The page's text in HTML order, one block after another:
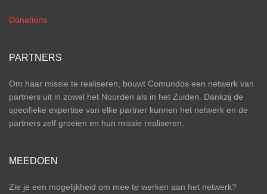
Donations
PARTNERS
Om haar missie te realiseren, bouwt Comundos een netwerk van
partners uit in zowel het Noorden als in het Zuiden. Dankzij de
specifieke expertise van elke partner kunnen het netwerk en de
partners zelf groeien en hun missie realiseren.
MEEDOEN
Zie je een mogelijkheid om mee te werken aan het netwerk?